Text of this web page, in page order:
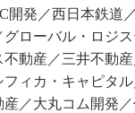
開発／西日本鉄道
ローバル・ロジ
動産／三井不動
ィカ・キャピタ
／大丸コム開発